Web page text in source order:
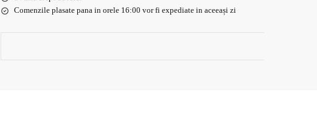
Comenzile plasate pana in orele 16:00 vor fi expediate in aceeași zi